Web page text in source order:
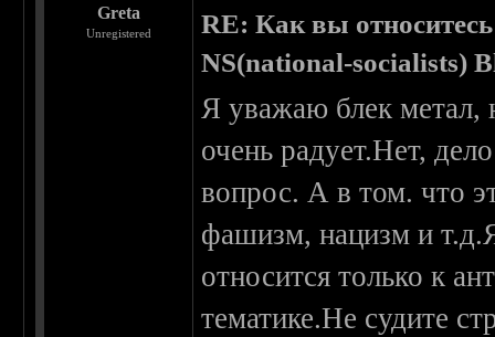
Greta
Unregistered
RE: Как вы
NS(national-socialists)
Я уважаю блек метал,
очень радует.Нет,
вопрос. А в том. что
фашизм, нацизм и
относится только к
тематике.Не судите